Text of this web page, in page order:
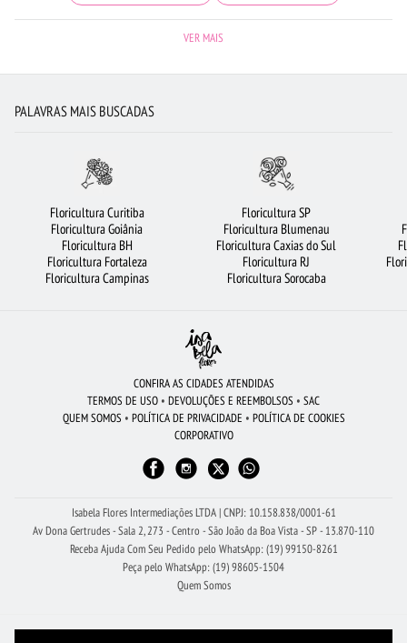
FLORES BRANCAS FLORICULTURA BARUERI
FLORICULTURA RIBEIRÃO PRETO ORQUÍDEAS FLORICULTURA CURITIBA
FLORICULTURA RJ FLORES VERMELHAS
FLORICULTURA CAMPINAS
FLORICULTURA GUARULHOS
FLORICULTURA SÃO BERNARDO DO CAMPO ROSAS AMARELAS
FLORICULTURA BRASÍLIA
MAIS BUSCADOS BUQUÊ DE 20 ROSAS VERMELHAS
FLORICULTURA PORTO ALEGRE FLORICULTURA NITERÓI LÍRIO
FLORES DO CAMPO
VER MAIS
PALAVRAS MAIS BUSCADAS
Floricultura Curitiba
Floricultura Goiânia
Floricultura BH
Floricultura Fortaleza
Floricultura Campinas
Floricultura SP
Floricultura Blumenau
Floricultura Caxias do Sul
Floricultura RJ
Floricultura Sorocaba
CONFIRA AS CIDADES ATENDIDAS
TERMOS DE USO • DEVOLUÇÕES E REEMBOLSOS • SAC
QUEM SOMOS • POLÍTICA DE PRIVACIDADE • POLÍTICA DE COOKIES
CORPORATIVO
Isabela Flores Intermediações LTDA | CNPJ: 10.158.838/0001-61
Av Dona Gertrudes - Sala 2, 273 - Centro - São João da Boa Vista - SP - 13.870-110
Receba Ajuda Com Seu Pedido pelo WhatsApp: (19) 99150-8261
Peça pelo WhatsApp: (19) 98605-1504
Quem Somos